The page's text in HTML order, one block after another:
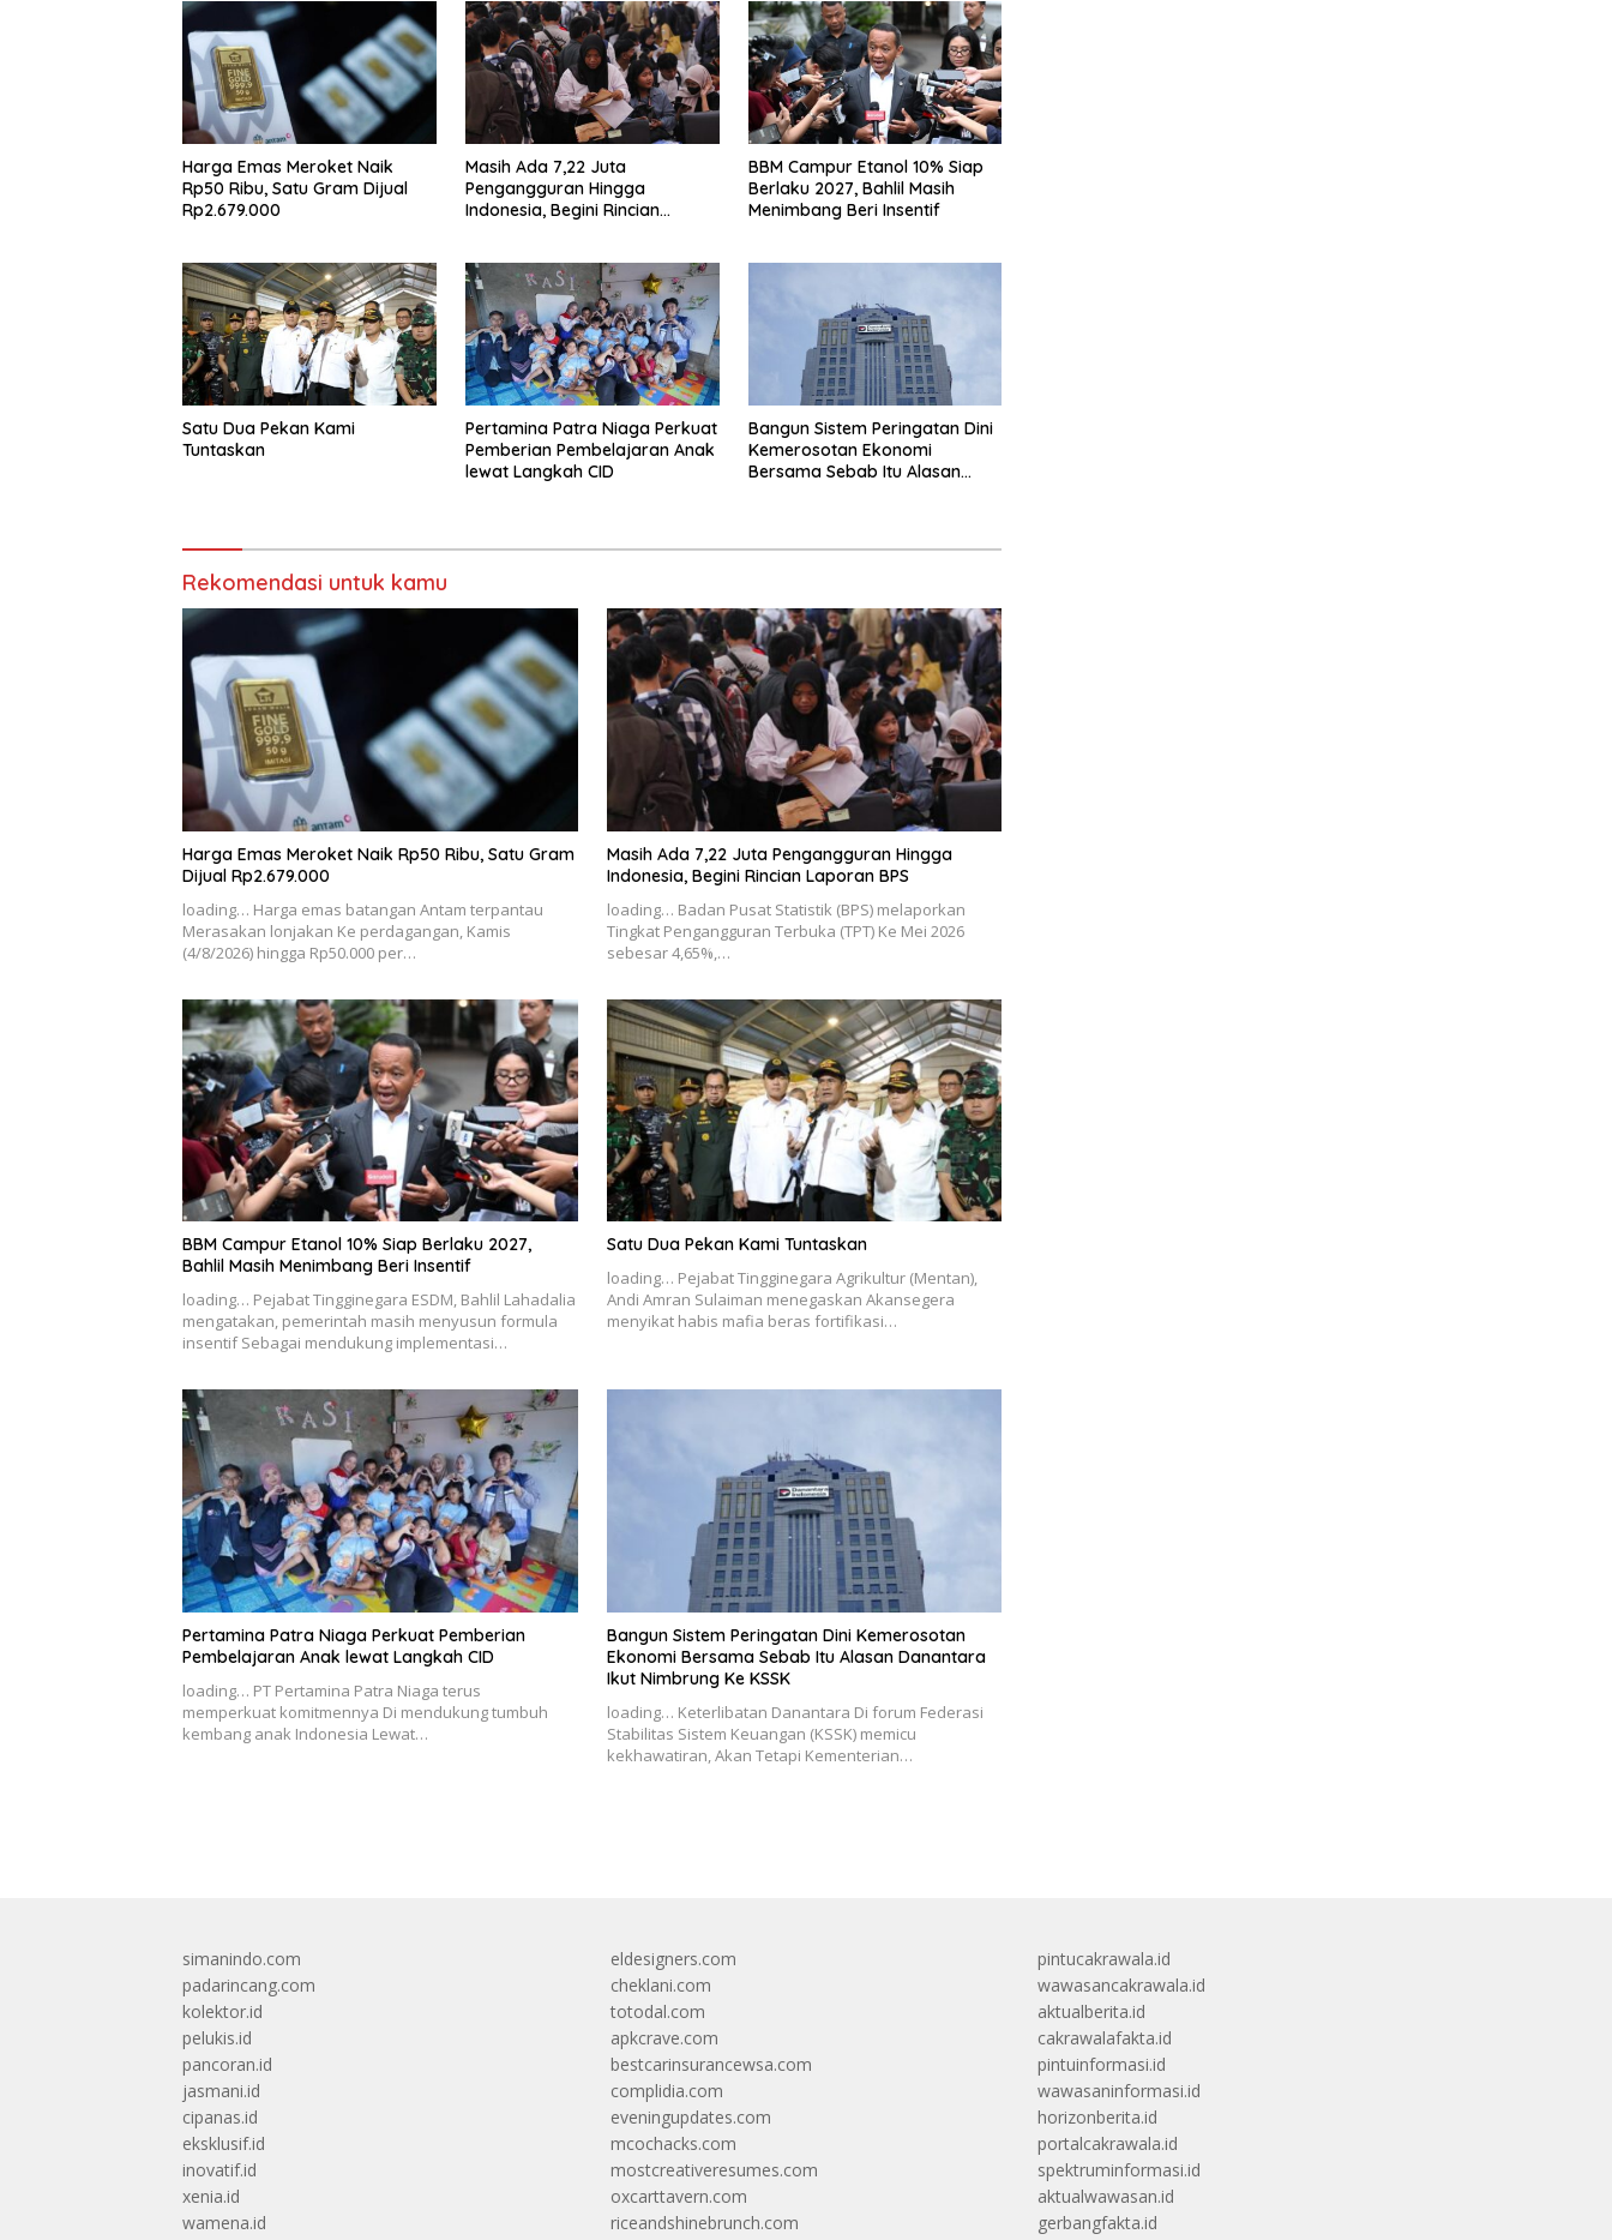
Harga Emas Meroket Naik
Rp50 Ribu, Satu Gram Dijual
Rp2.679.000
Masih Ada 7,22 Juta
Pengangguran Hingga
Indonesia, Begini Rincian
BBM Campur Etanol 10% Siap
Berlaku 2027, Bahlil Masih
Menimbang Beri Insentif
Satu Dua Pekan Kami
Tuntaskan
Pertamina Patra Niaga Perkuat
Pemberian Pembelajaran Anak
lewat Langkah CID
Bangun Sistem Peringatan Dini
Kemerosotan Ekonomi
Bersama Sebab Itu Alasan
Rekomendasi untuk kamu
Harga Emas Meroket Naik Rp50 Ribu, Satu Gram
Dijual Rp2.679.000
loading… Harga emas batangan Antam terpantau
Merasakan lonjakan Ke perdagangan, Kamis
(4/8/2026) hingga Rp50.000 per…
Masih Ada 7,22 Juta Pengangguran Hingga
Indonesia, Begini Rincian Laporan BPS
loading… Badan Pusat Statistik (BPS) melaporkan
Tingkat Pengangguran Terbuka (TPT) Ke Mei 2026
sebesar 4,65%,…
BBM Campur Etanol 10% Siap Berlaku 2027,
Bahlil Masih Menimbang Beri Insentif
loading… Pejabat Tingginegara ESDM, Bahlil Lahadalia
mengatakan, pemerintah masih menyusun formula
insentif Sebagai mendukung implementasi…
Satu Dua Pekan Kami Tuntaskan
loading… Pejabat Tingginegara Agrikultur (Mentan),
Andi Amran Sulaiman menegaskan Akansegera
menyikat habis mafia beras fortifikasi…
Pertamina Patra Niaga Perkuat Pemberian
Pembelajaran Anak lewat Langkah CID
loading… PT Pertamina Patra Niaga terus
memperkuat komitmennya Di mendukung tumbuh
kembang anak Indonesia Lewat…
Bangun Sistem Peringatan Dini Kemerosotan
Ekonomi Bersama Sebab Itu Alasan Danantara
Ikut Nimbrung Ke KSSK
loading… Keterlibatan Danantara Di forum Federasi
Stabilitas Sistem Keuangan (KSSK) memicu
kekhawatiran, Akan Tetapi Kementerian…
simanindo.com
padarincang.com
kolektor.id
pelukis.id
pancoran.id
jasmani.id
cipanas.id
eksklusif.id
inovatif.id
xenia.id
wamena.id
eldesigners.com
cheklani.com
totodal.com
apkcrave.com
bestcarinsurancewsa.com
complidia.com
eveningupdates.com
mcochacks.com
mostcreativeresumes.com
oxcarttavern.com
riceandshinebrunch.com
pintucakrawala.id
wawasancakrawala.id
aktualberita.id
cakrawalafakta.id
pintuinformasi.id
wawasaninformasi.id
horizonberita.id
portalcakrawala.id
spektruminformasi.id
aktualwawasan.id
gerbangfakta.id